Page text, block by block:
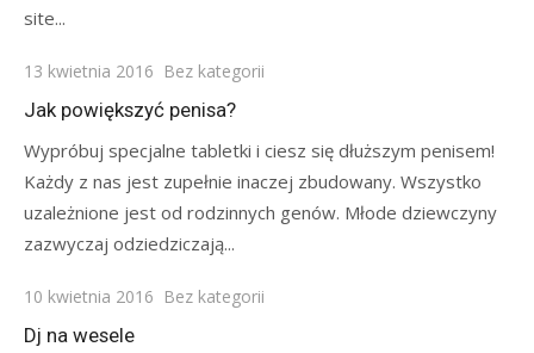
site...
Posted
on
13 kwietnia 2016 Bez kategorii
Jak powiększyć penisa?
Wypróbuj specjalne tabletki i ciesz się dłuższym penisem!
Każdy z nas jest zupełnie inaczej zbudowany. Wszystko
uzależnione jest od rodzinnych genów. Młode dziewczyny
zazwyczaj odziedziczają...
Posted
on
10 kwietnia 2016 Bez kategorii
Dj na wesele